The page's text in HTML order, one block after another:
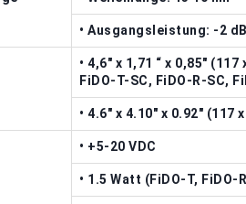
• Ausgangsleistung: -2
• 4,6″ x 1,71 “ x 0,85″
FiDO-T-SC, FiDO-R-SC,
• 4.6″ x 4.10″ x 0.92″
• +5-20 VDC
• 1.5 Watt (FiDO-T, FiDO-